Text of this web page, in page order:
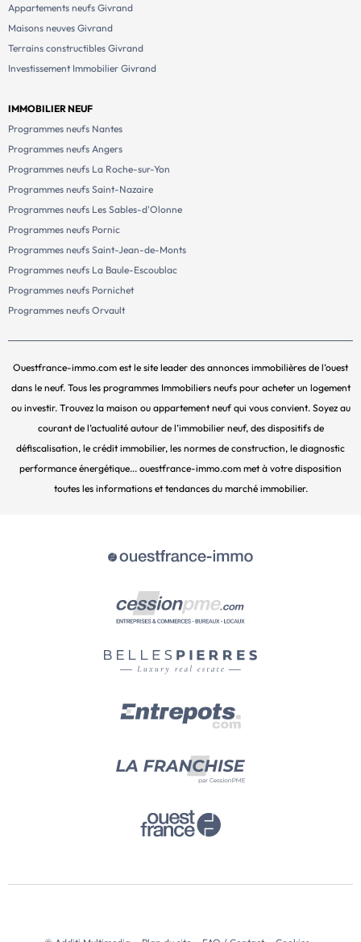
Appartements neufs Givrand
Maisons neuves Givrand
Terrains constructibles Givrand
Investissement Immobilier Givrand
IMMOBILIER NEUF
Programmes neufs Nantes
Programmes neufs Angers
Programmes neufs La Roche-sur-Yon
Programmes neufs Saint-Nazaire
Programmes neufs Les Sables-d'Olonne
Programmes neufs Pornic
Programmes neufs Saint-Jean-de-Monts
Programmes neufs La Baule-Escoublac
Programmes neufs Pornichet
Programmes neufs Orvault
Ouestfrance-immo.com est le site leader des annonces immobilières de l’ouest
dans le neuf. Tous les programmes Immobiliers neufs pour acheter un logement
ou investir. Trouvez la maison ou appartement neuf qui vous convient. Soyez au
courant de l’actualité autour de l’immobilier neuf, des dispositifs de
défiscalisation, le crédit immobilier, les normes de construction, le diagnostic
performance énergétique... ouestfrance-immo.com met à votre disposition
toutes les informations et tendances du marché immobilier.